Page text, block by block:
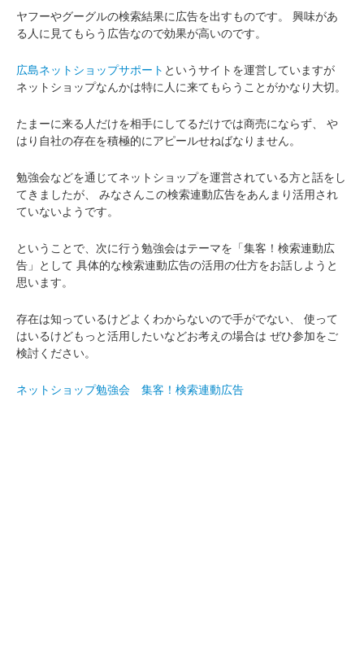
ヤフーやグーグルの検索結果に広告を出すものです。
興味があ
る人に見てもらう広告なので効果が高いのです。
広島ネットショップサポート というサイトを運営していますが
ネットショップなんかは特に人に来てもらうことがかなり大切。
たまーに来る人だけを相手にしてるだけでは商売にならず、
や
はり自社の存在を積極的にアピールせねばなりません。
勉強会などを通じてネットショップを運営されている方と話をし
てきましたが、
みなさんこの検索連動広告をあんまり活用され
ていないようです。
ということで、次に行う勉強会はテーマを「集客！検索連動広
告」として 具体的な検索連動広告の活用の仕方をお話しようと
思います。
存在は知っているけどよくわからないので手がでない、
使って
はいるけどもっと活用したいなどお考えの場合は ぜひ参加をご
検討ください。
ネットショップ勉強会 集客！検索連動広告